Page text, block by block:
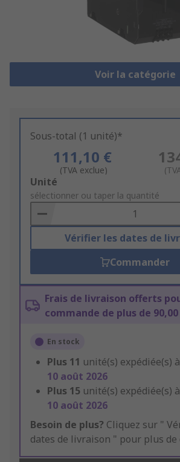
Voir la catégorie
Sous-total (1 unité)*
111,10 €
(TVA exclue)
Add
to
Basket
Unité
sélectionner ou taper la quantité
Vérifier les dates de
Commander
Frais de livraison offerts
commande de plus de 90,00
En stock
Plus 11 unité(s) expédiée(s)
10 août 2026
Plus 15 unité(s) expédiée(s)
10 août 2026
Besoin de plus? Cliquez sur "
dates de livraison " pour plus de